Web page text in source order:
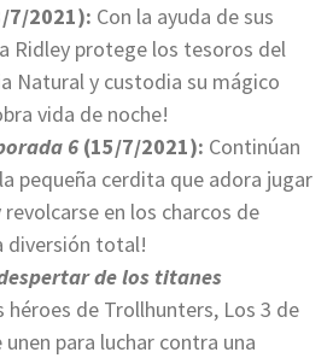
7/2021): Con la ayuda de sus
Ridley protege los tesoros del
Natural y custodia su mágico
vida de noche!
6(15/7/2021): Continúan
pequeña cerdita que adora jugar
en los charcos de
diversión total!
de los titanes
héroes de Trollhunters, Los 3 de
para luchar contra una